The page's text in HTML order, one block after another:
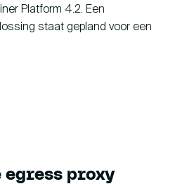
Platform 4.2. Een
staat gepland voor een
proxy